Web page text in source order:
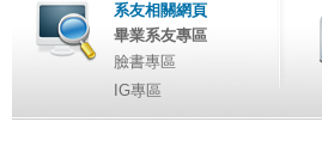
系友相關網頁
畢業系友專區
臉書專區
IG專區